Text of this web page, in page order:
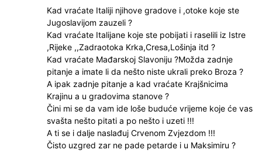
Kad vraćate Italiji njihove gradove i ,otoke koje ste
Jugoslavijom zauzeli ?
Kad vraćate Italijane koje ste pobijati i raselili iz Istre
,Rijeke ,,Zadraotoka Krka,Cresa,Lošinja itd ?
Kad vraćate Mađarskoj Slavoniju ?Možda zadnje
pitanje a imate li da nešto niste ukrali preko Broza ?
A ipak zadnje pitanje a kad vraćate Krajšnicima
Krajinu a u gradovima stanove ?
Čini mi se da vam ide loše buduće vrijeme koje će vas
svašta nešto pitati a po nešto i uzeti !!!
A ti se i dalje naslađuj Crvenom Zvjezdom !!!
Čisto uzgred zar ne pade petarde i u Maksimiru ?